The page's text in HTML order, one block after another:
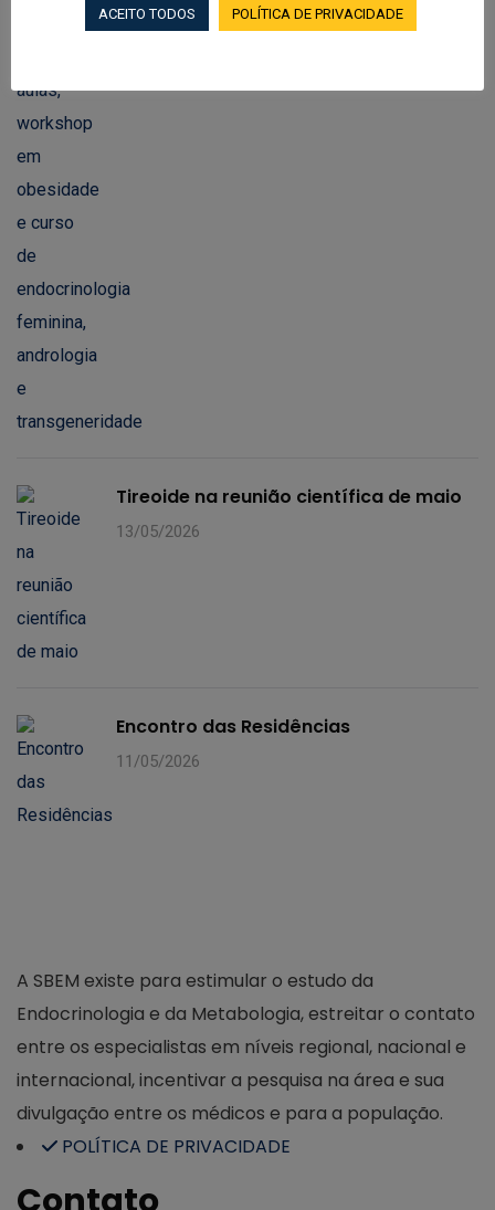
e transgeneridade
Tireoide na reunião científica de maio
13/05/2026
Encontro das Residências
11/05/2026
A SBEM existe para estimular o estudo da
Endocrinologia e da Metabologia, estreitar o contato
entre os especialistas em níveis regional, nacional e
internacional, incentivar a pesquisa na área e sua
divulgação entre os médicos e para a população.
POLÍTICA DE PRIVACIDADE
ACEITO TODOS POLÍTICA DE PRIVACIDADE